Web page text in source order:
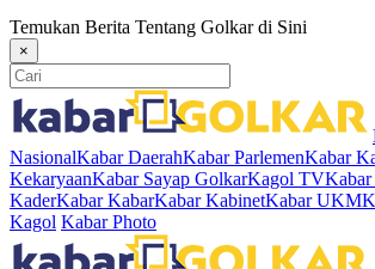
Temukan Berita Tentang Golkar di Sini
×
NasionalKabar DaerahKabar ParlemenKabar
KekaryaanKabar Sayap GolkarKagol TVKabar
KaderKabar KabarKabar KabinetKabar UKM
Kagol Kabar Photo